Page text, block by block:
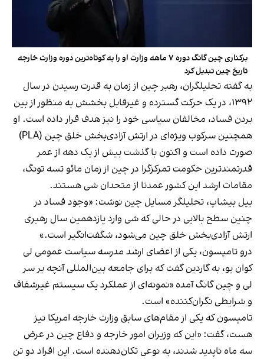
برکناری چین گانگ دوره ۷ ماهه وزارت او را به کوتاه‌ترین دوره وزارت خارجه
تاریخ چین تبدیل کرد
به گفته تحلیلگران، رهبر چین از زمان به قدرت رسیدن در سال
۱۳۹۲، در یک حرکت گسترده و غیرقابل بخشش به منظور از بین
بردن فساد، مخالفان سیاسی خود را نیز هدف قرار داده است. او
همچنین سرکوب ویژه‌ای در ارتش آزادی‌بخش خلق چین (PLA)
صورت داده است و اکنون با گذشت بیش از یک دهه از عمر
قدرتمندترین حکومت تمرکز‌گرا در چین از زمان مائو تسه تونگ،
مقامات ارشد این کشور عمدتا از متحدان شی هستند.
بیل بیشاپ، تحلیلگر مسایل چین نوشت: «وجود فساد در
چنین سطح بالایی در حالی که شی وارد یازدهمین سال رهبری
ارتش آزادی‌بخش خلق چین می‌شود، شگفت‌انگیر است.»
درو تامپسون، یکی از اعضای ارشد مدرسه سیاست عمومی لی
کوان یو، به گاردین گفت که برای جامعه بین‌المللی آنچه بر سر
لی و چین گانگ آمده «نمونه‌ای از عملکرد یک سیستم غیر‌شفاف
و شرایطی نگران‌کننده» است.
تامپسون که یکی از مقام‌های سابق وزارت خارجه امریکا نیز
هست، گفت: «این که وزیران امور خارجه و دفاع چین در عرض
سه ماه ناپدید شدند، به نوعی تکان‌دهنده است. این افراد دو تن